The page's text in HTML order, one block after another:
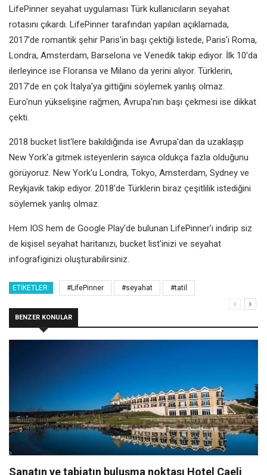
LifePinner seyahat uygulaması Türk kullanıcıların seyahat
rotasını çıkardı. LifePinner tarafından yapılan açıklamada,
2017'de romantik şehir Paris'in başı çektiği listede, Paris'i Roma,
Londra, Amsterdam, Barselona ve Venedik takip ediyor. İlk 10'da
ilerleyince ise Floransa ve Milano da yerini alıyor. Türklerin,
2017'de en çok İtalya'ya gittiğini söylemek yanlış olmaz.
Euro'nun yükselişine rağmen, Avrupa'nın başı çekmesi ise dikkat
çekti.
2018 bucket list'lere bakıldığında ise Avrupa'dan da uzaklaşıp
New York'a gitmek isteyenlerin sayıca oldukça fazla olduğunu
görüyoruz. New York'u Londra, Tokyo, Amsterdam, Sydney ve
Reykjavik takip ediyor. 2018'de Türklerin biraz çeşitlilik istediğini
söylemek yanlış olmaz.
Hem IOS hem de Google Play'de bulunan LifePinner'ı indirip siz
de kişisel seyahat haritanızı, bucket list'inizi ve seyahat
infografiginizi oluşturabilirsiniz.
ETIKETLER: #LifePinner #seyahat #tatil
BENZER KONULAR
Sanatın ve tabiatın buluşma noktası Hotel Caeli